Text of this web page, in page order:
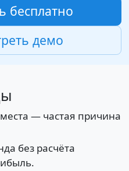
бесплатно
демо
— частая причина
без расчёта